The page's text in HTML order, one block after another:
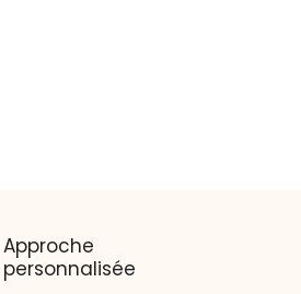
Approche
personnalisée